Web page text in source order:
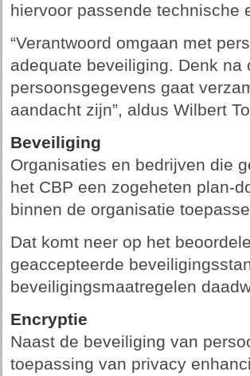
hiervoor passende technische
“Verantwoord omgaan met
adequate beveiliging. Denk
persoonsgegevens gaat
aandacht zijn”, aldus Wilbert
Beveiliging
Organisaties en bedrijven die
het CBP een zogeheten plan­-
binnen de organisatie
Dat komt neer op het
geaccepteerde
beveiligingsmaatregelen
Encryptie
Naast de beveiliging van
toepassing van privacy